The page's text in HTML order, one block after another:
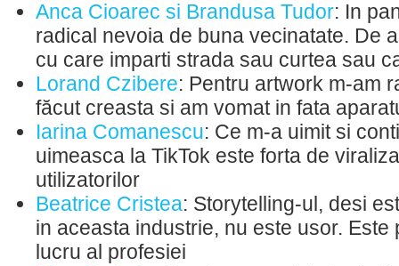
Anca Cioarec si Brandusa Tudor: In
radical nevoia de buna vecinatate. De
cu care imparti strada sau curtea sau
Lorand Czibere: Pentru artwork m-am
făcut creasta si am vomat in fata
Iarina Comanescu: Ce m-a uimit si
uimeasca la TikTok este forta de
utilizatorilor
Beatrice Cristea: Storytelling-ul, desi
in aceasta industrie, nu este usor. Este
lucru al profesiei